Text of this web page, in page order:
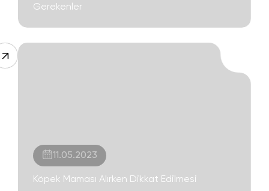
Gerekenler
11.05.2023
Köpek Maması Alırken Dikkat Edilmesi